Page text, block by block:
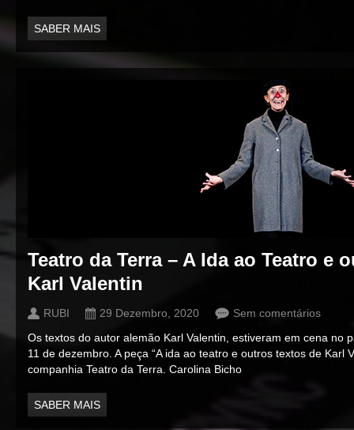
SABER MAIS
Teatro da Terra – A Ida ao Teatro e
Karl Valentin
RUBI 29 Dezembro, 2020
Sem comentários
Os textos do autor alemão Karl Valentin, estiveram em cena no
11 de dezembro. A peça “A ida ao teatro e outros textos de Karl
companhia Teatro da Terra. Carolina Bicho
SABER MAIS